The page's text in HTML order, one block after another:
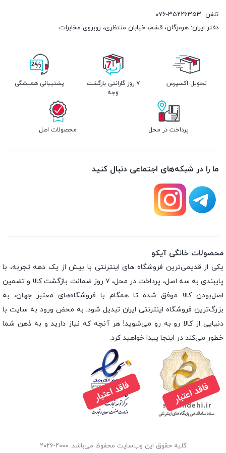
تلفن ۰۷۶-۳۵۲۲۶۳۵۳
دفتر ایران: هرمزگان، قشم، خیابان منتظری، روبروی مخابرات
تحویل اکسپرس
۷ روز گارانتی بازگشت
وجه
پشتیبانی همیشگی
پرداخت در محل محصولات اصل
ما را در شبکه‌های اجتماعی دنبال کنید
محصولات خانگی آیکو
یکی از قدیمی‌ترین فروشگاه های اینترنتی با بیش از یک دهه تجربه، با
پایبندی به سه اصل، پرداخت در محل، ۷ روز ضمانت بازگشت کالا و تضمین
اصل‌بودن کالا موفق شده تا همگام با فروشگاه‌های معتبر جهان، به
بزرگ‌ترین فروشگاه اینترنتی ایران تبدیل شود. به محض ورود به سایت با
دنیایی از کالا رو به رو می‌شوید! هر آنچه که نیاز دارید و به ذهن شما
خطور می‌کند در اینجا پیدا خواهید کرد.
کلیه حقوق این وب‌سایت محفوظ می‌باشد. ۲۰۰۰-۲۰۲۶